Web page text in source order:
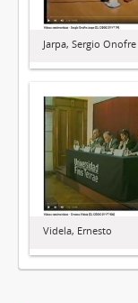
Jarpa, Sergio Onofre
Videla, Ernesto